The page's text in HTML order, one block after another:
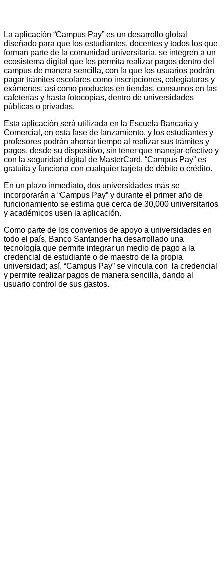
La aplicación “Campus Pay” es un desarrollo global
diseñado para que los estudiantes, docentes y todos los que
forman parte de la comunidad universitaria, se integren a un
ecosistema digital que les permita realizar pagos dentro del
campus de manera sencilla, con la que los usuarios podrán
pagar trámites escolares como inscripciones, colegiaturas y
exámenes, así como productos en tiendas, consumos en las
cafeterías y hasta fotocopias, dentro de universidades
públicas o privadas.
Esta aplicación será utilizada en la Escuela Bancaria y
Comercial, en esta fase de lanzamiento, y los estudiantes y
profesores podrán ahorrar tiempo al realizar sus trámites y
pagos, desde su dispositivo, sin tener que manejar efectivo y
con la seguridad digital de MasterCard. “Campus Pay” es
gratuita y funciona con cualquier tarjeta de débito o crédito.
En un plazo inmediato, dos universidades más se
incorporarán a “Campus Pay” y durante el primer año de
funcionamiento se estima que cerca de 30,000 universitarios
y académicos usen la aplicación.
Como parte de los convenios de apoyo a universidades en
todo el país, Banco Santander ha desarrollado una
tecnología que permite integrar un medio de pago a la
credencial de estudiante o de maestro de la propia
universidad; así, “Campus Pay” se vincula con la credencial
y permite realizar pagos de manera sencilla, dando al
usuario control de sus gastos.